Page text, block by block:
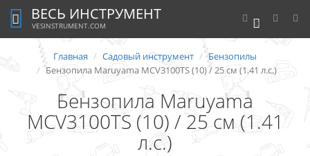
0
ВЕСЬ ИНСТРУМЕНТ
VESINSTRUMENT.COM
Главная Садовый инструмент
Бензопилы
Бензопила Maruyama MCV3100TS (10) / 25 см (1.41 л.с.)
Бензопила Maruyama
MCV3100TS (10) / 25 см (1.41
л.с.)